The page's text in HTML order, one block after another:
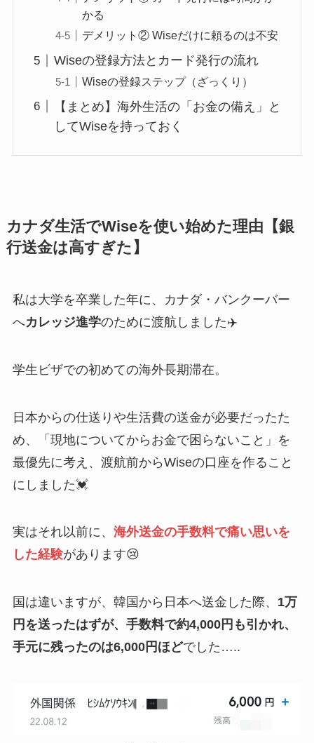
かる
デメリット② Wiseだけに頼るのは不安
Wiseの登録方法とカード発行の流れ
Wiseの登録ステップ（ざっくり）
【まとめ】海外生活の「お金の備え」と
してWiseを持っておく
カナダ生活でWiseを使い始めた理由【銀
行送金は高すぎた】
私は大学を卒業した年に、カナダ・バンクーバー
へカレッジ進学のために渡航しました✈️
学生ビザでの初めての海外長期滞在。
日本からの仕送りや生活費の送金が必要だったた
め、「現地についてからお金で困らないこと」を
最優先に考え、渡航前からWiseの口座を作ること
にしました💓
実はそれ以前に、 海外送金の手数料で痛い思いを
した経験があります😢
国は違いますが、韓国から日本へ送金した際、 1万
円を送ったはずが、手数料で約4,000円も引かれ、
手元に残ったのは6,000円ほどでした…..